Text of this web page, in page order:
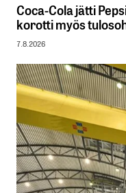
Coca-Cola jätti
korotti myös
7.8.2026